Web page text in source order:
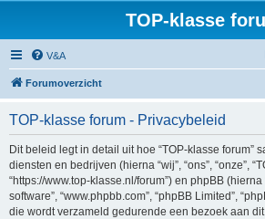
TOP-klasse
V&A
Forumoverzicht
TOP-klasse forum - Privacybeleid
Dit beleid legt in detail uit hoe “TOP-klasse forum”
diensten en bedrijven (hierna “wij”, “ons”, “onze”,
“https://www.top-klasse.nl/forum”) en phpBB (hierna
software”, “www.phpbb.com”, “phpBB Limited”,
die wordt verzameld gedurende een bezoek aan